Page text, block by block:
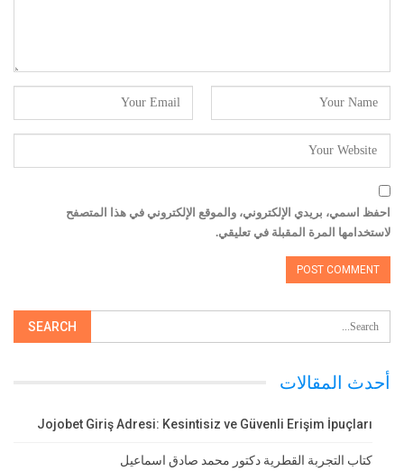
احفظ اسمي، بريدي الإلكتروني، والموقع الإلكتروني في هذا المتصفح
لاستخدامها المرة المقبلة في تعليقي.
أحدث المقالات
Jojobet Giriş Adresi: Kesintisiz ve Güvenli Erişim İpuçları
كتاب التجربة القطرية دكتور محمد صادق اسماعيل